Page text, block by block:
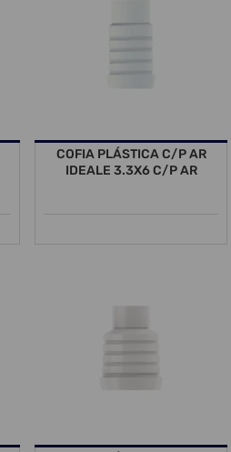
COFIA PLÁSTICA C/P AR
IDEALE 3.3X6 C/P AR